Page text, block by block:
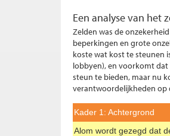
Een analyse van het
Zelden was de
beperkingen en grote
koste wat kost te steunen
lobbyen), en voorkomt
steun te bieden, maar nu
verantwoordelijkheden op
Kader 1: Achtergrond
Alom wordt gezegd dat